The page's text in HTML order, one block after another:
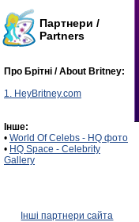
Партнери /
Partners
Про Брітні / About Britney:
1. HeyBritney.com
Інше:
• World Of Celebs - HQ фото
• HQ Space - Celebrity
Gallery
Інші партнери сайта